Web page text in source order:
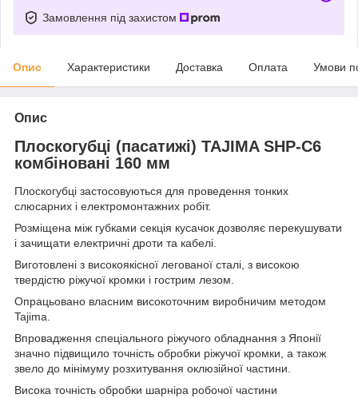
Замовлення під захистом
Опис Характеристики Доставка Оплата Умови
Опис
Плоскогубці (пасатижі) TAJIMA SHP-C6
комбіновані 160 мм
Плоскогубці застосовуються для проведення тонких
слюсарних і електромонтажних робіт.
Розміщена між губками секція кусачок дозволяє перекушувати
і зачищати електричні дроти та кабелі.
Виготовлені з високоякісної легованої сталі, з високою
твердістю ріжучої кромки і гострим лезом.
Опрацьовано власним високоточним виробничим методом
Tajima.
Впровадження спеціального ріжучого обладнання з Японії
значно підвищило точність обробки ріжучої кромки, а також
звело до мінімуму розхитування оклюзійної частини.
Висока точність обробки шарніра робочої частини